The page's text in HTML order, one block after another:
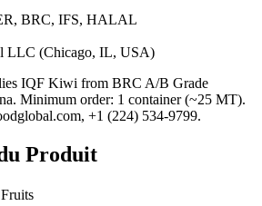
BRC, IFS, HALAL
LLC (Chicago, IL, USA)
IQF Kiwi from BRC A/B Grade
Minimum order: 1 container (~25 MT).
+1 (224) 534-9799.
Produit
Fruits